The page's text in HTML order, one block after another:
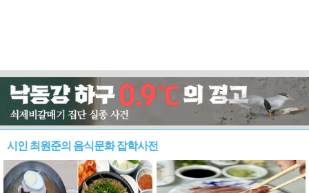
시인 최원준의 음식문화 잡학사전